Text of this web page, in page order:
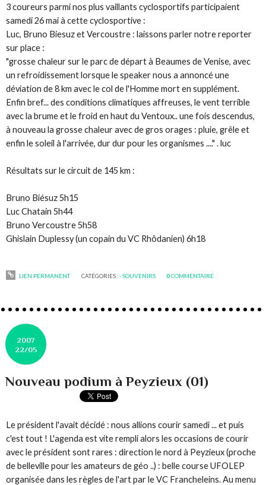
3 coureurs parmi nos plus vaillants cyclosportifs participaient
samedi 26 mai à cette cyclosportive :
Luc, Bruno Biesuz et Vercoustre : laissons parler notre reporter
sur place :
"grosse chaleur sur le parc de départ à Beaumes de Venise, avec
un refroidissement lorsque le speaker nous a annoncé une
déviation de 8 km avec le col de l'Homme mort en supplément.
Enfin bref... des conditions climatiques affreuses, le vent terrible
avec la brume et le froid en haut du Ventoux.. une fois descendus,
à nouveau la grosse chaleur avec de gros orages : pluie, grêle et
enfin le soleil à l'arrivée, dur dur pour les organismes ...." . luc
Résultats sur le circuit de 145 km :
Bruno Biésuz 5h15
Luc Chatain 5h44
Bruno Vercoustre 5h58
Ghislain Duplessy (un copain du VC Rhôdanien) 6h18
LIEN PERMANENT CATÉGORIES :- SOUVENIRS 0COMMENTAIRE
2007
22/05
Nouveau podium à Peyzieux (01)
Le président l'avait décidé : nous allions courir samedi ... et puis
c'est tout ! L'agenda est vite rempli alors les occasions de courir
avec le président sont rares : direction le nord à Peyzieux (proche
de belleville pour les amateurs de géo ..) : belle course UFOLEP
organisée dans les règles de l'art par le VC Francheleins. Au menu